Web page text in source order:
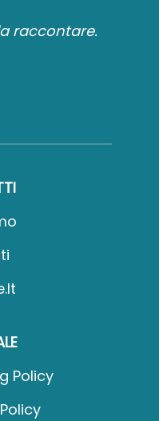
raccontare.
Policy